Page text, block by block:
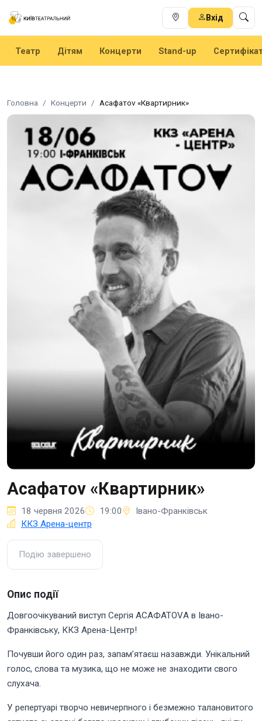
Вхід
Театр Дітям Концерти Stand-up
Головна Концерти Асафатоv «Квартирник»
Асафатоv «Квартирник»
18 червня 2026 19:00
Івано-Франківськ
ККЗ Арена-центр
Подію завершено
Опис події
Довгоочікуваний виступ Сергія АСАФАТОVА в Івано-
Франківську, ККЗ Арена-Центр!
Почувши його один раз, запам’ятаєш назавжди. Унікальний
голос, слова та музика, що не може не знаходити свого
слухача.
У репертуарі творчо невичерпного і безмежно талановитого